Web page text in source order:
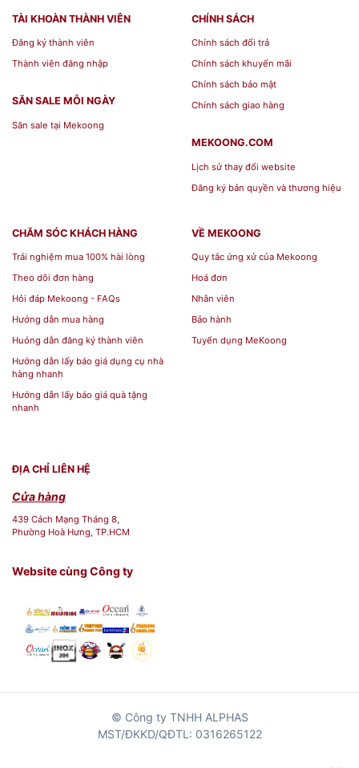
TÀI KHOÀN THÀNH VIÊN
Đăng ký thành viên
Thành viên đăng nhập
SĂN SALE MỖI NGÀY
Săn sale tại Mekoong
CHÍNH SÁCH
Chính sách đổi trả
Chính sách khuyến mãi
Chính sách bảo mật
Chính sách giao hàng
MEKOONG.COM
Lịch sử thay đổi website
Đăng ký bản quyền và thương hiệu
CHĂM SÓC KHÁCH HÀNG
Trải nghiệm mua 100% hài lòng
Theo dõi đơn hàng
Hỏi đáp Mekoong - FAQs
Hướng dẫn mua hàng
Huóng dẫn đăng ký thành viên
Hướng dẫn lấy báo giá dụng cụ nhà
hàng nhanh
Hướng dẫn lấy báo giá quà tặng
nhanh
VỀ MEKOONG
Quy tắc ứng xử của Mekoong
Hoá đơn
Nhân viên
Bảo hành
Tuyển dụng MeKoong
ĐỊA CHỈ LIÊN HỆ
Cửa hàng
439 Cách Mạng Tháng 8,
Phường Hoà Hưng, TP.HCM
Website cùng Công ty
© Công ty TNHH ALPHAS
MST/ĐKKD/QĐTL: 0316265122